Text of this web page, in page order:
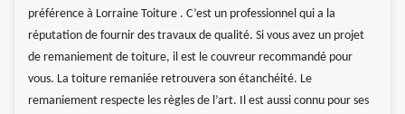
préférence à Lorraine Toiture . C’est un professionnel qui a la
réputation de fournir des travaux de qualité. Si vous avez un projet
de remaniement de toiture, il est le couvreur recommandé pour
vous. La toiture remaniée retrouvera son étanchéité. Le
remaniement respecte les règles de l’art. Il est aussi connu pour ses